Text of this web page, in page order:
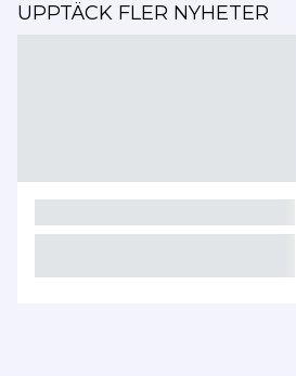
UPPTÄCK FLER NYHETER